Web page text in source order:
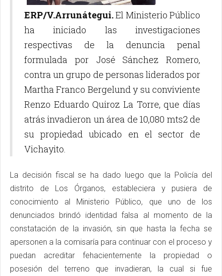
ERP/V.Arrunátegui.El Ministerio Público
ha iniciado las investigaciones
respectivas de la denuncia penal
formulada por José Sánchez Romero,
contra un grupo de personas liderados por
Martha Franco Bergelund y su conviviente
Renzo Eduardo Quiroz La Torre, que días
atrás invadieron un área de 10,080 mts2 de
su propiedad ubicado en el sector de
Vichayito.
La decisión fiscal se ha dado luego que la Policía del
distrito de Los Órganos, estableciera y pusiera de
conocimiento al Ministerio Público, que uno de los
denunciados brindó identidad falsa al momento de la
constatación de la invasión, sin que hasta la fecha se
apersonen a la comisaría para continuar con el proceso y
puedan acreditar fehacientemente la propiedad o
posesión del terreno que invadieran, la cual si fue